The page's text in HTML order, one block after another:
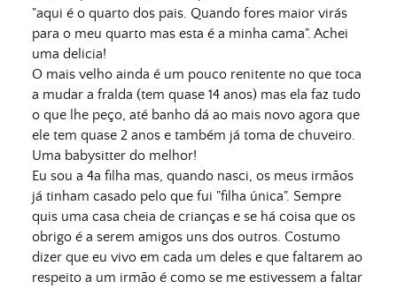
"aqui é o quarto dos pais. Quando fores maior virás
para o meu quarto mas esta é a minha cama". Achei
uma delicia!
O mais velho ainda é um pouco renitente no que toca
a mudar a fralda (tem quase 14 anos) mas ela faz tudo
o que lhe peço, até banho dá ao mais novo agora que
ele tem quase 2 anos e também já toma de chuveiro.
Uma babysitter do melhor!
Eu sou a 4a filha mas, quando nasci, os meus irmãos
já tinham casado pelo que fui "filha única". Sempre
quis uma casa cheia de crianças e se há coisa que os
obrigo é a serem amigos uns dos outros. Costumo
dizer que eu vivo em cada um deles e que faltarem ao
respeito a um irmão é como se me estivessem a faltar